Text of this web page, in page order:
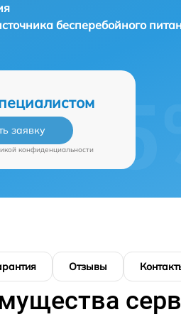
бесперебойного
заявку
конфиденциальности
Отзывы